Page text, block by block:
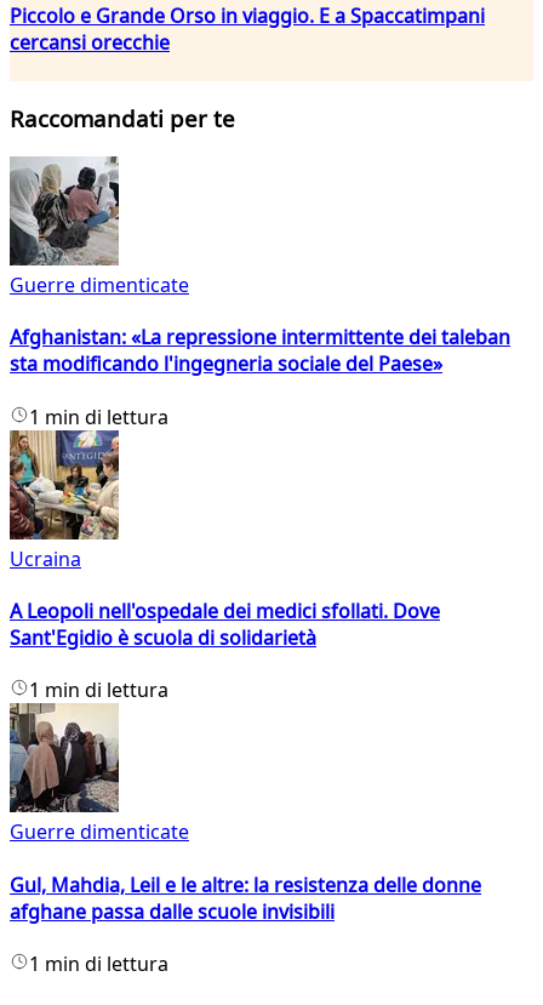
Piccolo e Grande Orso in viaggio. E a Spaccatimpani
cercansi orecchie
Raccomandati per te
Guerre dimenticate
Afghanistan: «La repressione intermittente dei taleban
sta modificando l'ingegneria sociale del Paese»
1 min di lettura
Ucraina
A Leopoli nell'ospedale dei medici sfollati. Dove
Sant'Egidio è scuola di solidarietà
1 min di lettura
Guerre dimenticate
Gul, Mahdia, Leil e le altre: la resistenza delle donne
afghane passa dalle scuole invisibili
1 min di lettura